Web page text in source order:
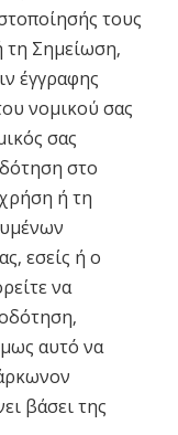
τους
τη Σημείωση,
έγγραφης
νομικού σας
σας
στο
ή τη
εσείς ή ο
να
αυτό να
βάσει της